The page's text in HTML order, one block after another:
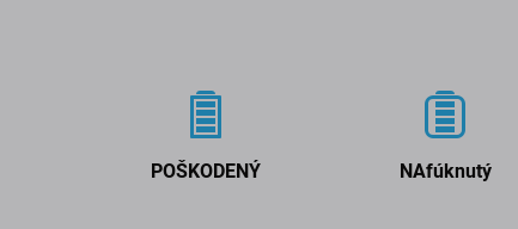
POŠKODENÝ NAfúknutý